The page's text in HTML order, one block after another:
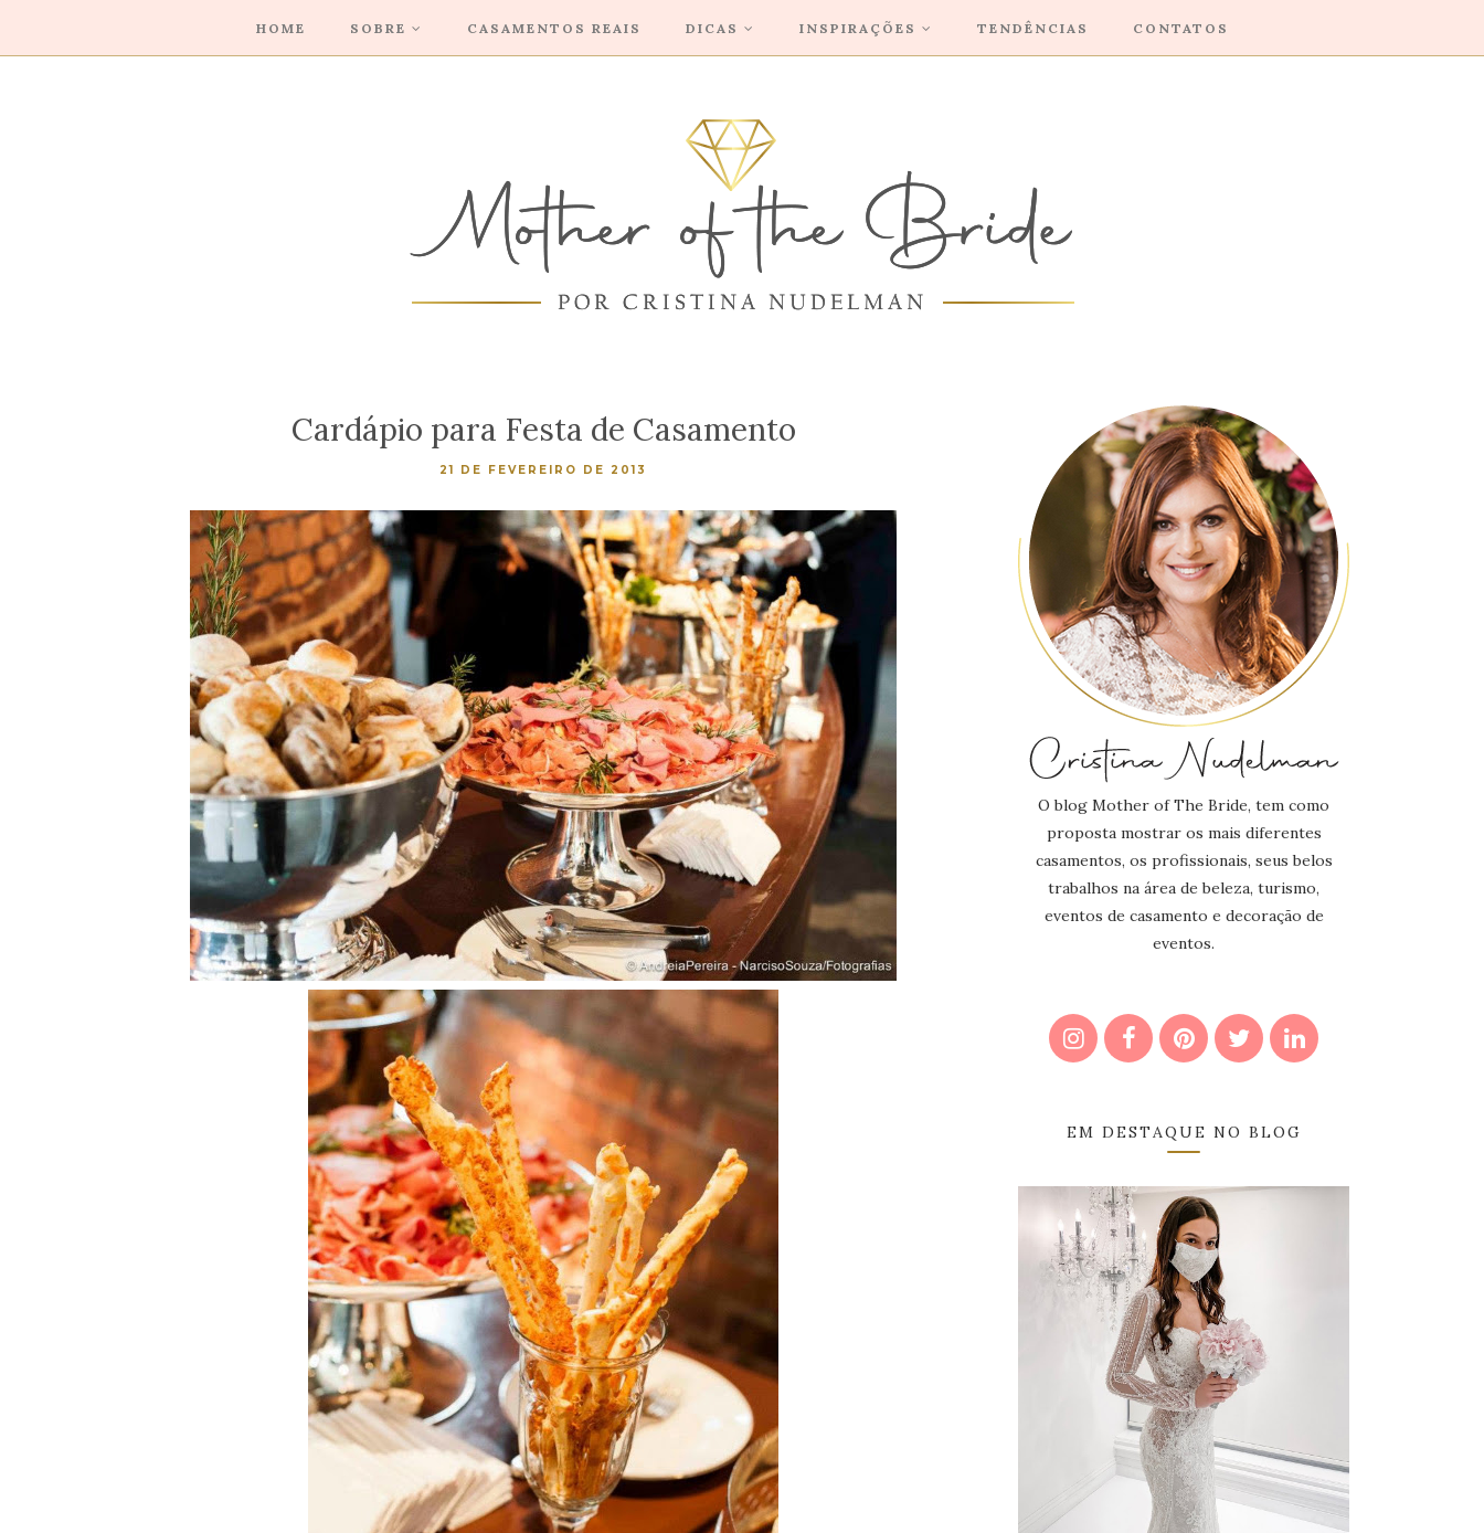
HOME SOBRE CASAMENTOS REAIS DICAS INSPIRAÇÕES TENDÊNCIAS CONTATOS
Cardápio para Festa de Casamento
21 DE FEVEREIRO DE 2013
O blog Mother of The Bride, tem como
proposta mostrar os mais diferentes
casamentos, os profissionais, seus belos
trabalhos na área de beleza, turismo,
eventos de casamento e decoração de
eventos.
EM DESTAQUE NO BLOG